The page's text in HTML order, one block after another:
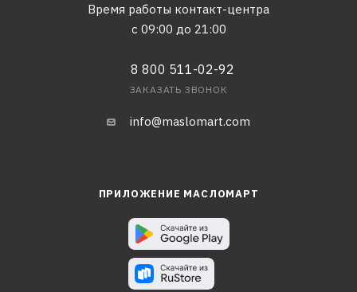
Время работы контакт-центра
с 09:00 до 21:00
8 800 511-02-92
ЗАКАЗАТЬ ЗВОНОК
info@maslomart.com
ПРИЛОЖЕНИЕ МАСЛОМАРТ